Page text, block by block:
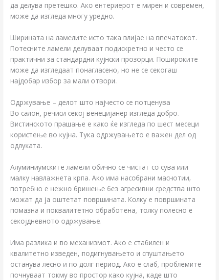
да делува претешко. Ако ентериерот е мирен и современ,
може да изгледа многу уредно.
Ширината на ламелите исто така влијае на впечатокот.
Потесните ламели делуваат подискретно и често се
практични за стандардни кујнски прозорци. Пошироките
може да изгледаат понагласено, но не се секогаш
најдобар избор за мали отвори.
Одржување – делот што најчесто се потценува
Во салон, речиси секој венецијанер изгледа добро.
Вистинското прашање е како ќе изгледа по шест месеци
користење во кујна. Тука одржувањето е важен дел од
одлуката.
Алуминиумските ламели обично се чистат со сува или
малку навлажнета крпа. Ако има насобрани маснотии,
потребно е нежно бришење без агресивни средства што
можат да ја оштетат површината. Колку е површината
помазна и поквалитетно обработена, толку полесно е
секојдневното одржување.
Има разлика и во механизмот. Ако е стабилен и
квалитетно изведен, подигнувањето и спуштањето
останува лесно и по долг период. Ако е слаб, проблемите
почнуваат токму во простор како кујна, каде што